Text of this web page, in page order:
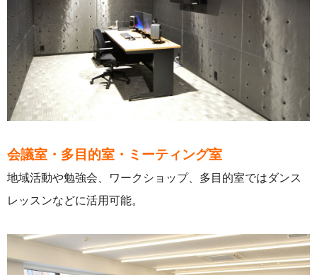
会議室・多目的室・ミーティング室
地域活動や勉強会、ワークショップ、多目的室ではダンス
レッスンなどに活用可能。